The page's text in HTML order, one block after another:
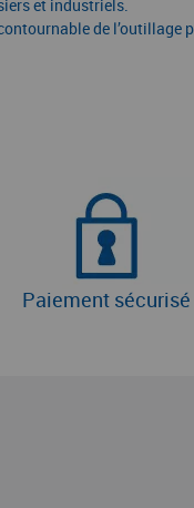
et industriels.
de l’outillage
Paiement sécurisé